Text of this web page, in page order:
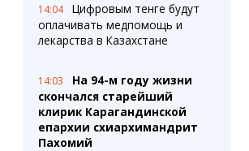
14:04
Цифровым тенге будут
оплачивать медпомощь и
лекарства в Казахстане
14:03
На 94-м году жизни
скончался старейший
клирик Карагандинской
епархии схиархимандрит
Пахомий